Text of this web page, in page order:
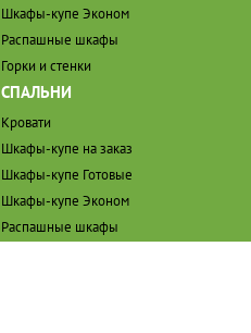
Шкафы-купе Эконом
Распашные шкафы
Горки и стенки
СПАЛЬНИ
Кровати
Шкафы-купе на заказ
Шкафы-купе Готовые
Шкафы-купе Эконом
Распашные шкафы